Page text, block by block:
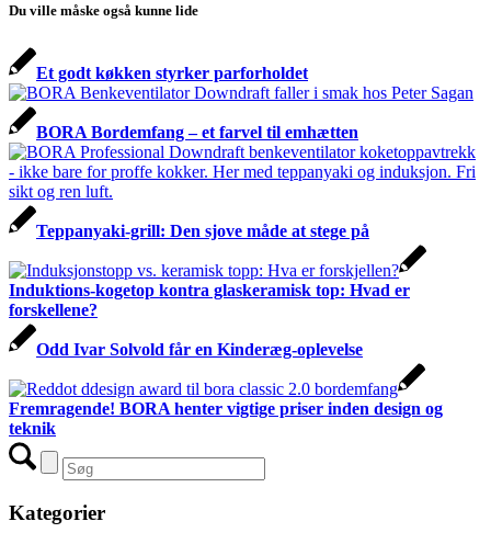
Du ville måske også kunne lide
Et godt køkken styrker parforholdet
BORA Bordemfang – et farvel til emhætten
Teppanyaki-grill: Den sjove måde at stege på
Induktions-kogetop kontra glaskeramisk top: Hvad er
forskellene?
Odd Ivar Solvold får en Kinderæg-oplevelse
Fremragende! BORA henter vigtige priser inden design og
teknik
Kategorier